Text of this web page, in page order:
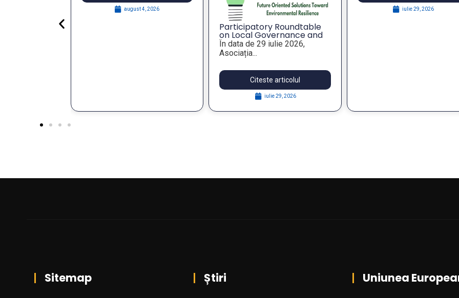
august 4, 2026
Participatory Roundtable
on Local Governance and
Strategic Foresight for
Resilient Public Policies,
within the FOSTER Project
În data de 29 iulie 2026,
Asociația...
Citeste articolul
iulie 29, 2026
iulie 29, 2026
Sitemap Știri Uniunea